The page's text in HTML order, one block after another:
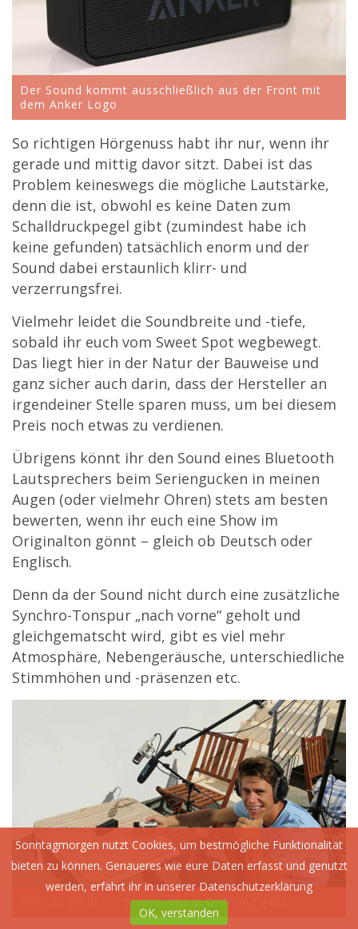
Der Sound kommt ausschließlich aus der Front mit
dem Anker Logo
So richtigen Hörgenuss habt ihr nur, wenn ihr
gerade und mittig davor sitzt. Dabei ist das
Problem keineswegs die mögliche Lautstärke,
denn die ist, obwohl es keine Daten zum
Schalldruckpegel gibt (zumindest habe ich
keine gefunden) tatsächlich enorm und der
Sound dabei erstaunlich klirr- und
verzerrungsfrei.
Vielmehr leidet die Soundbreite und -tiefe,
sobald ihr euch vom Sweet Spot wegbewegt.
Das liegt hier in der Natur der Bauweise und
ganz sicher auch darin, dass der Hersteller an
irgendeiner Stelle sparen muss, um bei diesem
Preis noch etwas zu verdienen.
Übrigens könnt ihr den Sound eines Bluetooth
Lautsprechers beim Seriengucken in meinen
Augen (oder vielmehr Ohren) stets am besten
bewerten, wenn ihr euch eine Show im
Originalton gönnt – gleich ob Deutsch oder
Englisch.
Denn da der Sound nicht durch eine zusätzliche
Synchro-Tonspur „nach vorne“ geholt und
gleichgematscht wird, gibt es viel mehr
Atmosphäre, Nebengeräusche, unterschiedliche
Stimmhöhen und -präsenzen etc.
Alles in allem ein Sound, der in Ordnung geht
Sonntagmorgen nutzt Cookies, um bestmögliche Funktionalität
bieten zu können. Genaueres wie eure Daten erfasst und genutzt
werden, erfahrt ihr in unserer Datenschutzerklärung
OK, verstanden